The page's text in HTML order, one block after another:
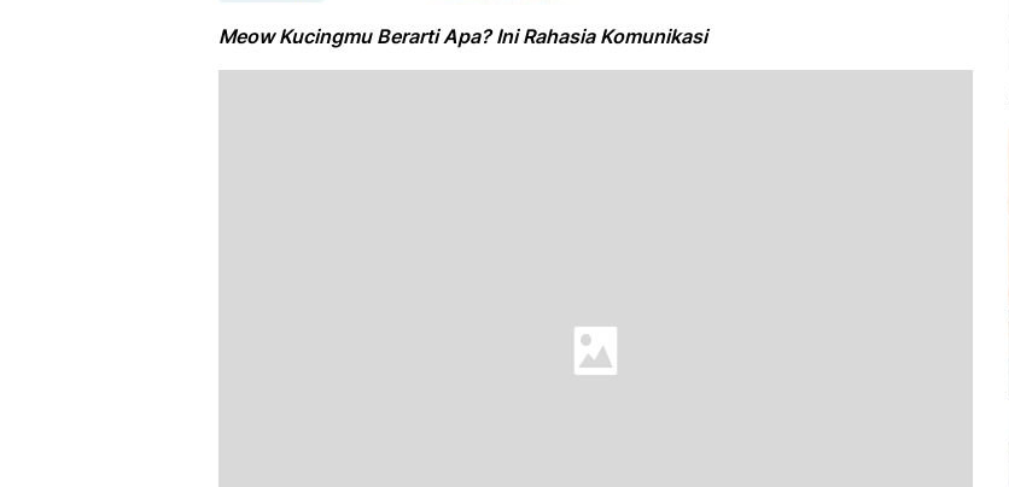
Meow Kucingmu Berarti Apa? Ini Rahasia Komunikasi